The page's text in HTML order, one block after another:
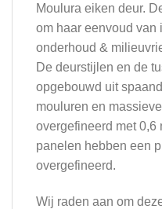
Moulura eiken deur.
om haar eenvoud van
onderhoud &
De deurstijlen en de
opgebouwd uit
mouluren en
overgefineerd met 0,6
panelen hebben een
overgefineerd.
Wij raden aan om